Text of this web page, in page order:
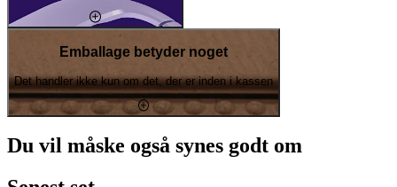
Emballage betyder noget
Det handler ikke kun om det, der er inden i kassen
Du vil måske også synes godt om